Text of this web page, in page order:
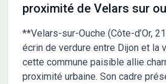
proximité de Velars sur
**Velars-sur-Ouche (Côte-d’Or,
écrin de verdure entre Dijon et la
cette commune paisible allie
proximité urbaine. Son cadre